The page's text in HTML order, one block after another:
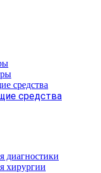
средства
диагностики
хирургии